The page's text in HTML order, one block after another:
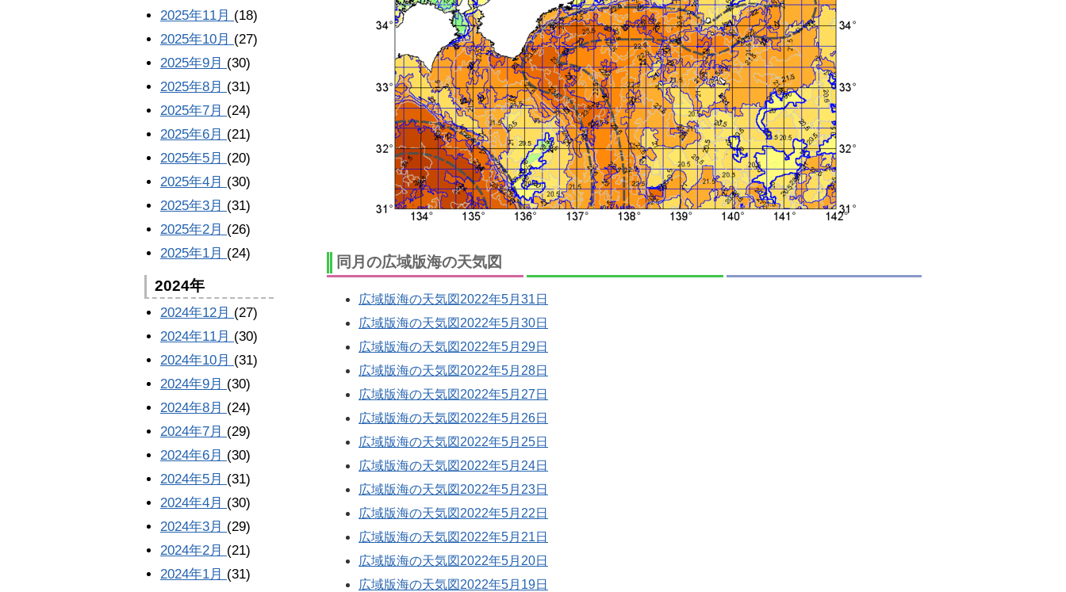
同月の広域版海の天気図
広域版海の天気図2022年5月31日
広域版海の天気図2022年5月30日
広域版海の天気図2022年5月29日
広域版海の天気図2022年5月28日
広域版海の天気図2022年5月27日
広域版海の天気図2022年5月26日
広域版海の天気図2022年5月25日
広域版海の天気図2022年5月24日
広域版海の天気図2022年5月23日
広域版海の天気図2022年5月22日
広域版海の天気図2022年5月21日
広域版海の天気図2022年5月20日
広域版海の天気図2022年5月19日
2025年11月 (18)
2025年10月 (27)
2025年9月 (30)
2025年8月 (31)
2025年7月 (24)
2025年6月 (21)
2025年5月 (20)
2025年4月 (30)
2025年3月 (31)
2025年2月 (26)
2025年1月 (24)
2024年
2024年12月 (27)
2024年11月 (30)
2024年10月 (31)
2024年9月 (30)
2024年8月 (24)
2024年7月 (29)
2024年6月 (30)
2024年5月 (31)
2024年4月 (30)
2024年3月 (29)
2024年2月 (21)
2024年1月 (31)